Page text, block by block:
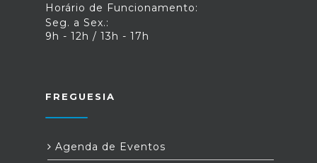
Horário de Funcionamento:
Seg. a Sex.:
9h - 12h / 13h - 17h
FREGUESIA
Agenda de Eventos